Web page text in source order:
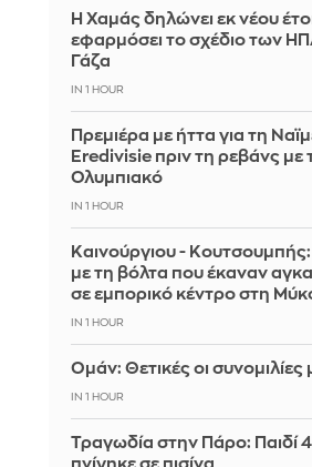
Η Χαμάς δηλώνει εκ νέου
εφαρμόσει το σχέδιο των
Γάζα
IN 1 HOUR
Πρεμιέρα με ήττα για τη
Eredivisie πριν τη ρεβάνς με
Ολυμπιακό
IN 1 HOUR
Καινούργιου - Κουτσουμπής:
με τη βόλτα που έκαναν
σε εμπορικό κέντρο στη
IN 1 HOUR
Ομάν: Θετικές οι συνομιλίες
IN 1 HOUR
Τραγωδία στην Πάρο: Παιδί
πνίγηκε σε πισίνα